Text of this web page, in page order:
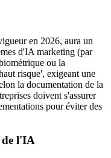
en 2026, aura un
d'IA marketing (par
ou la
risque', exigeant une
la documentation de la
doivent s'assurer
pour éviter des
de l'IA